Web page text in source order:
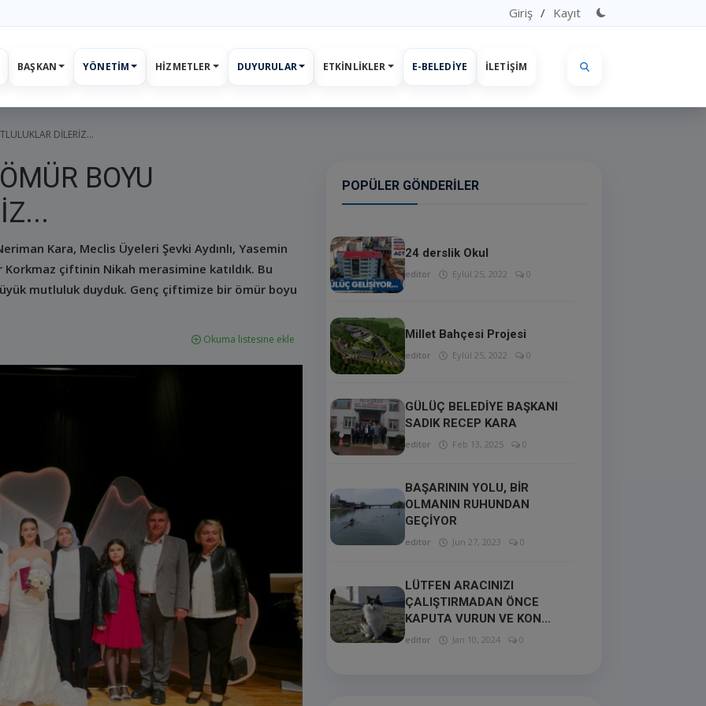
Giriş / Kayıt
BAŞKAN YÖNETIM HIZMETLER DUYURULAR ETKINLIKLER E-BELEDIYE İLETIŞIM
DİLERİZ...
BOYU
Kara, Meclis Üyeleri Şevki Aydınlı, Yasemin
çiftinin Nikah merasimine katıldık. Bu
mutluluk duyduk. Genç çiftimize bir ömür boyu
Okuma listesine ekle
POPÜLER GÖNDERILER
24 derslik Okul
editor Eylül 25, 2022 0
Millet Bahçesi Projesi
editor Eylül 25, 2022 0
GÜLÜÇ BELEDİYE BAŞKANI
SADIK RECEP KARA
editor Feb 13, 2025 0
BAŞARININ YOLU, BİR
OLMANIN RUHUNDAN
GEÇİYOR
editor Jun 27, 2023 0
LÜTFEN ARACINIZI
ÇALIŞTIRMADAN ÖNCE
KAPUTA VURUN VE KON...
editor Jan 10, 2024 0